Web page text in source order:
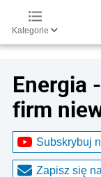
Kategorie
Energia
firm
Subskrybuj
Zapisz się